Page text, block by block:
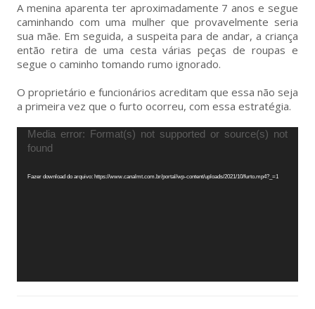
A menina aparenta ter aproximadamente 7 anos e segue
caminhando com uma mulher que provavelmente seria
sua mãe. Em seguida, a suspeita para de andar, a criança
então retira de uma cesta várias peças de roupas e
segue o caminho tomando rumo ignorado.
O proprietário e funcionários acreditam que essa não seja
a primeira vez que o furto ocorreu, com essa estratégia.
Tocador
Media error: Format(s) not supported or source(s) not
found
Fazer download do arquivo: https://www.canalmt.com.br/portal/wp-content/uploads/2021/10/furto.mp4?_=1